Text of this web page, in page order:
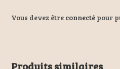
Vous devez être connecté pour
Produits similaires